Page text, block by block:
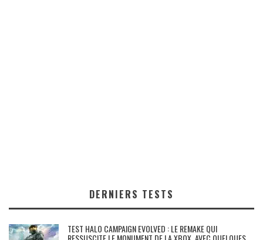
DERNIERS TESTS
TEST HALO CAMPAIGN EVOLVED : LE REMAKE QUI